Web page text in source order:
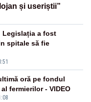
și useriștii”
Legislația a fost
spitale să fie
oră pe fondul
fermierilor - VIDEO